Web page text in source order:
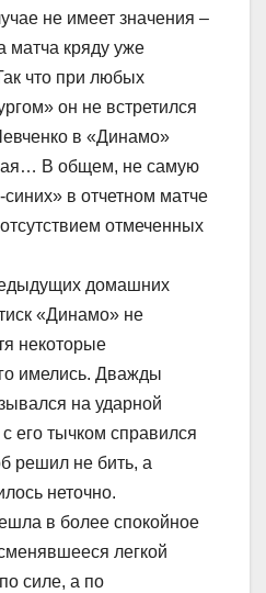
не имеет значения –
матча кряду уже
что при любых
он не встретился
в «Динамо»
В общем, не самую
в отчетном матче
отмеченных
домашних
«Динамо» не
некоторые
имелись. Дважды
на ударной
его тычком справился
решил не бить, а
неточно.
в более спокойное
легкой
силе, а по